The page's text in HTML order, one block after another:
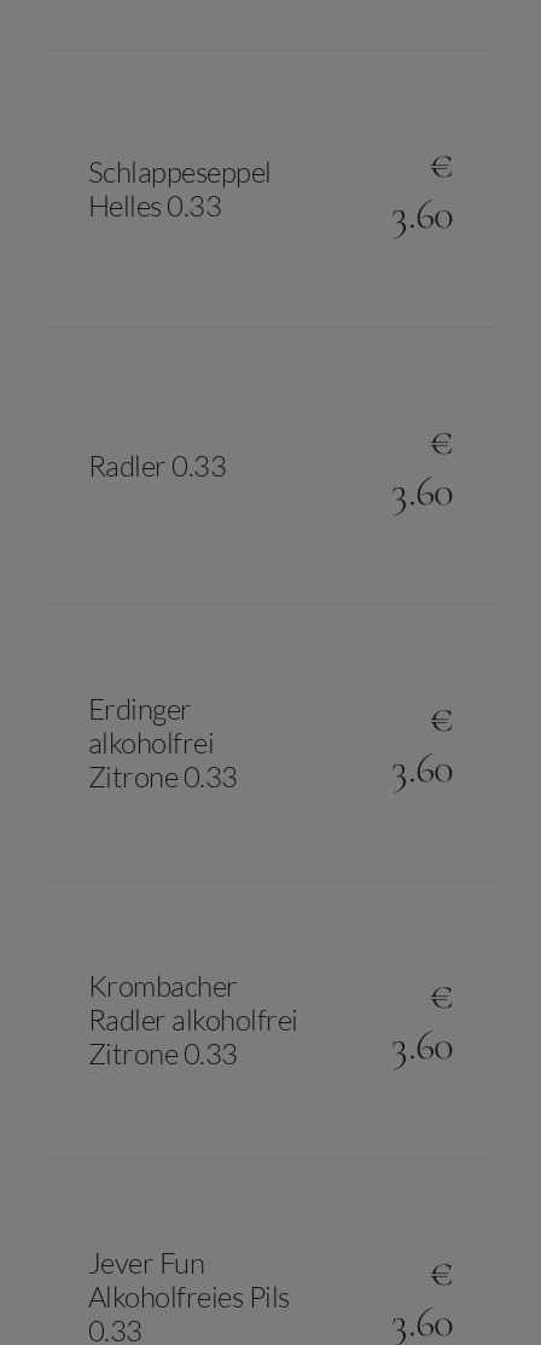
Schlappeseppel
Helles 0.33
€
3.60
Radler 0.33
€
3.60
Erdinger
alkoholfrei
Zitrone 0.33
€
3.60
Krombacher
Radler alkoholfrei
Zitrone 0.33
€
3.60
Jever Fun
Alkoholfreies Pils
0.33
€
3.60